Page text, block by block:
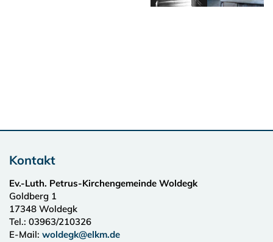
Kontakt
Ev.-Luth. Petrus-Kirchengemeinde Woldegk
Goldberg 1
17348 Woldegk
Tel.: 03963/210326
E-Mail: woldegk@elkm.de